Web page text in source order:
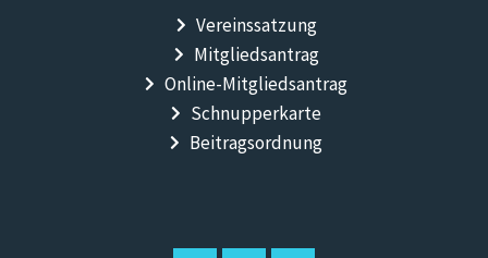
Vereinssatzung
Mitgliedsantrag
Online-Mitgliedsantrag
Schnupperkarte
Beitragsordnung